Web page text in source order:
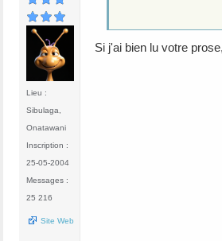
Lieu :
Sibulaga,
Onatawani
Inscription :
25-05-2004
Messages :
25 216
Site Web
Si j'ai bien lu votre